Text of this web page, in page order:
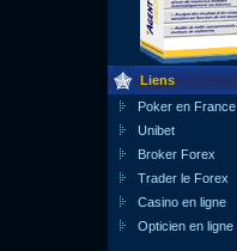
Liens
Poker en France
Unibet
Broker Forex
Trader le Forex
Casino en ligne
Opticien en ligne